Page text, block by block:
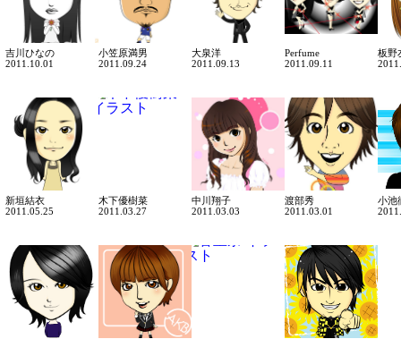
吉川ひなの
2011.10.01
小笠原満男
2011.09.24
大泉洋
2011.09.13
Perfume
2011.09.11
板野
新垣結衣
2011.05.25
木下優樹菜
2011.03.27
中川翔子
2011.03.03
渡部秀
2011.03.01
小池